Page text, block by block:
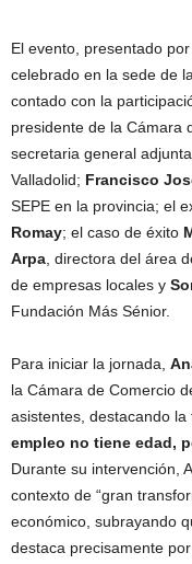
El evento, presentado
celebrado en la sede de
contado con la
presidente de la Cámara
secretaria general
Valladolid; Francisco
SEPE en la provincia; el
Romay; el caso de éxito
Arpa, directora del área
de empresas locales y
Fundación Más Sénior.
Para iniciar la jornada,
la Cámara de Comercio
asistentes, destacando
empleo no tiene edad,
Durante su intervención,
contexto de “gran
económico, subrayando
destaca precisamente